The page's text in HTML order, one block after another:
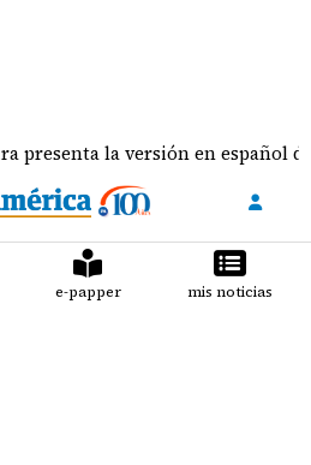
la versión en español de 'Dai Dai',
e-papper mis noticias